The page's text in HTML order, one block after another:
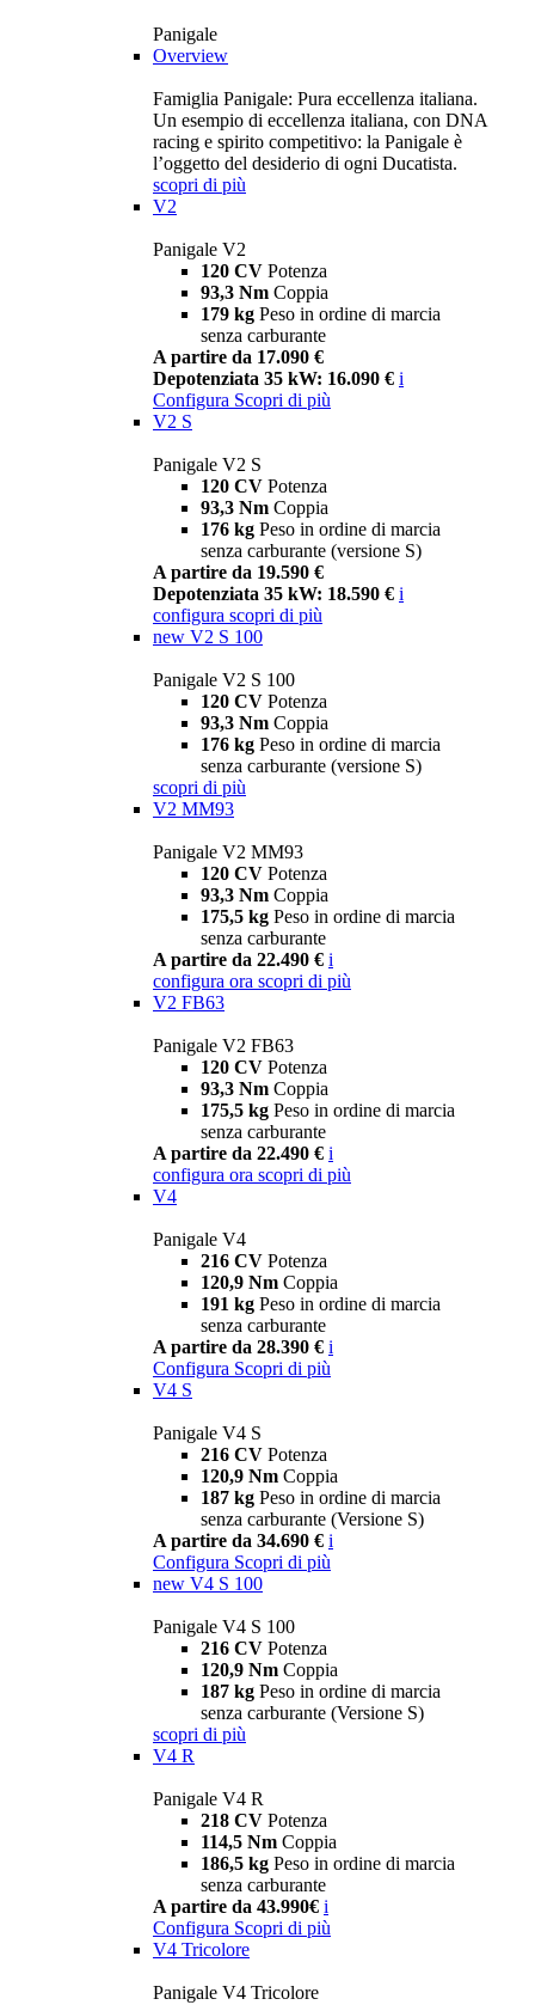
Panigale
Overview
Famiglia Panigale: Pura eccellenza italiana.
Un esempio di eccellenza italiana, con DNA
racing e spirito competitivo: la Panigale è
l’oggetto del desiderio di ogni Ducatista.
scopri di più
V2
Panigale V2
120 CV Potenza
93,3 Nm Coppia
179 kg Peso in ordine di marcia
senza carburante
A partire da 17.090 €
Depotenziata 35 kW: 16.090 € i
Configura Scopri di più
V2 S
Panigale V2 S
120 CV Potenza
93,3 Nm Coppia
176 kg Peso in ordine di marcia
senza carburante (versione S)
A partire da 19.590 €
Depotenziata 35 kW: 18.590 € i
configura scopri di più
new V2 S 100
Panigale V2 S 100
120 CV Potenza
93,3 Nm Coppia
176 kg Peso in ordine di marcia
senza carburante (versione S)
scopri di più
V2 MM93
Panigale V2 MM93
120 CV Potenza
93,3 Nm Coppia
175,5 kg Peso in ordine di marcia
senza carburante
A partire da 22.490 € i
configura ora scopri di più
V2 FB63
Panigale V2 FB63
120 CV Potenza
93,3 Nm Coppia
175,5 kg Peso in ordine di marcia
senza carburante
A partire da 22.490 € i
configura ora scopri di più
V4
Panigale V4
216 CV Potenza
120,9 Nm Coppia
191 kg Peso in ordine di marcia
senza carburante
A partire da 28.390 € i
Configura Scopri di più
V4 S
Panigale V4 S
216 CV Potenza
120,9 Nm Coppia
187 kg Peso in ordine di marcia
senza carburante (Versione S)
A partire da 34.690 € i
Configura Scopri di più
new V4 S 100
Panigale V4 S 100
216 CV Potenza
120,9 Nm Coppia
187 kg Peso in ordine di marcia
senza carburante (Versione S)
scopri di più
V4 R
Panigale V4 R
218 CV Potenza
114,5 Nm Coppia
186,5 kg Peso in ordine di marcia
senza carburante
A partire da 43.990€ i
Configura Scopri di più
V4 Tricolore
Panigale V4 Tricolore